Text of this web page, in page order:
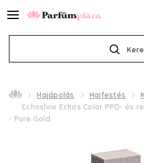
Hajápolás Hajfestés
Echosline Echos Color PPD- és
- Pure Gold